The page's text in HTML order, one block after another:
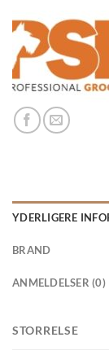
YDERLIGERE
BRAND
ANMELDELSER (0)
STORRELSE